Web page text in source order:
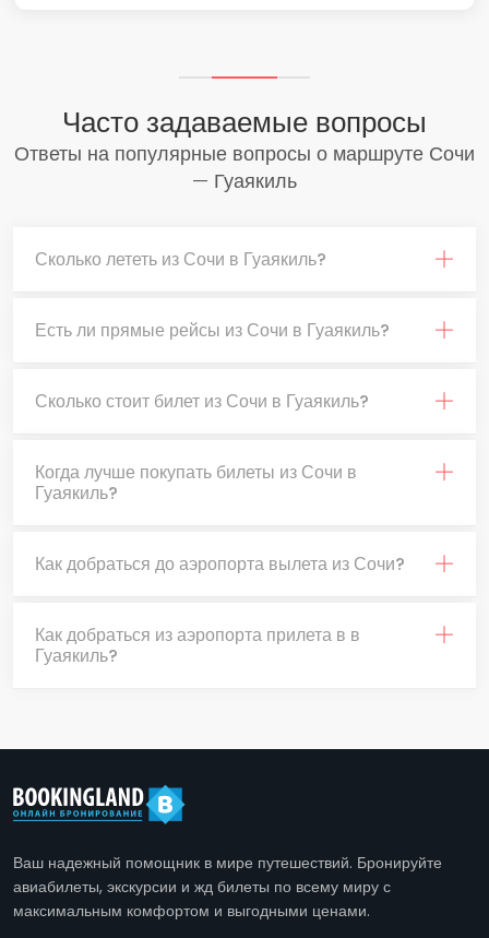
Часто задаваемые вопросы
Ответы на популярные вопросы о маршруте Сочи
— Гуаякиль
Сколько лететь из Сочи в Гуаякиль?
Есть ли прямые рейсы из Сочи в Гуаякиль?
Сколько стоит билет из Сочи в Гуаякиль?
Когда лучше покупать билеты из Сочи в
Гуаякиль?
Как добраться до аэропорта вылета из Сочи?
Как добраться из аэропорта прилета в в
Гуаякиль?
Ваш надежный помощник в мире путешествий. Бронируйте
авиабилеты, экскурсии и жд билеты по всему миру с
максимальным комфортом и выгодными ценами.